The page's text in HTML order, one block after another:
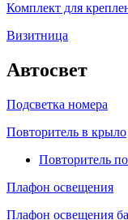
Комплект для
Визитница
Автосвет
Подсветка номера
Повторитель в крыло
Повторитель
Плафон освещения
Плафон освещения